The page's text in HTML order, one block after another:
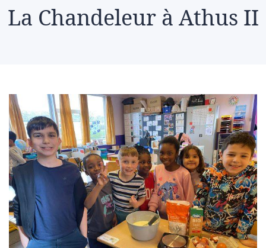
La Chandeleur à Athus II